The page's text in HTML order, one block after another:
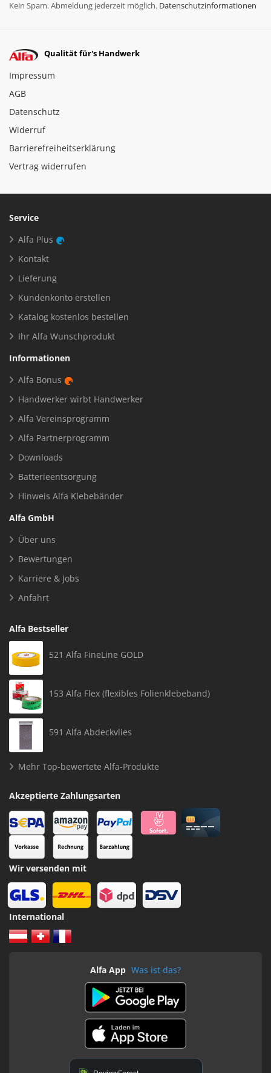
Kein Spam. Abmeldung jederzeit möglich. Datenschutzinformationen
Qualität für's Handwerk
Impressum
AGB
Datenschutz
Widerruf
Barrierefreiheitserklärung
Vertrag widerrufen
Service
Alfa Plus
Kontakt
Lieferung
Kundenkonto erstellen
Katalog kostenlos bestellen
Ihr Alfa Wunschprodukt
Informationen
Alfa Bonus
Handwerker wirbt Handwerker
Alfa Vereinsprogramm
Alfa Partnerprogramm
Downloads
Batterieentsorgung
Hinweis Alfa Klebebänder
Alfa GmbH
Über uns
Bewertungen
Karriere & Jobs
Anfahrt
Alfa Bestseller
521 Alfa FineLine GOLD
153 Alfa Flex (flexibles Folienklebeband)
591 Alfa Abdeckvlies
Mehr Top-bewertete Alfa-Produkte
Akzeptierte Zahlungsarten
Wir versenden mit
International
Alfa App Was ist das?